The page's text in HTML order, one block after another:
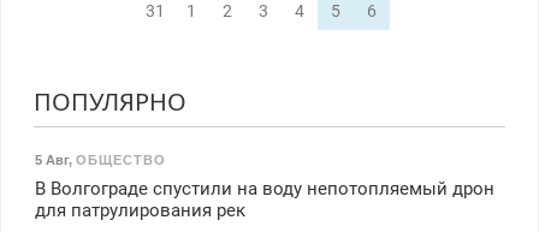
31
1 2 3 4 5 6
ПОПУЛЯРНО
5 Авг, ОБЩЕСТВО
В Волгограде спустили на воду непотопляемый дрон
для патрулирования рек